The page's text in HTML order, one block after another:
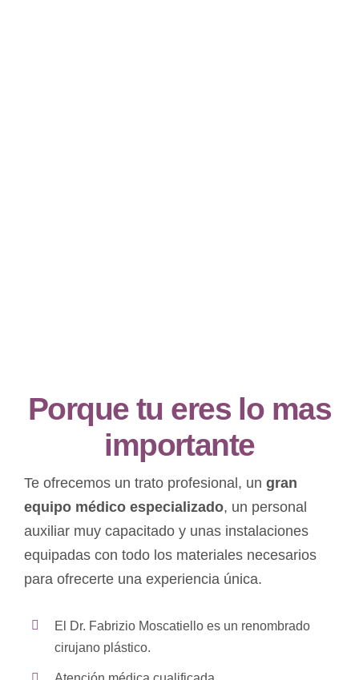
Porque tu eres lo mas
importante
Te ofrecemos un trato profesional, un gran
equipo médico especializado, un personal
auxiliar muy capacitado y unas instalaciones
equipadas con todo los materiales necesarios
para ofrecerte una experiencia única.
El Dr. Fabrizio Moscatiello es un renombrado
cirujano plástico.